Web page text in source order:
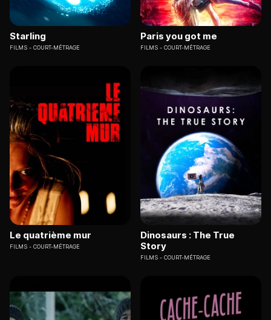
Starling
FILMS COURT-MÉTRAGE
Paris you got me
FILMS COURT-MÉTRAGE
Le quatrième mur
FILMS COURT-MÉTRAGE
Dinosaurs : The True
Story
FILMS COURT-MÉTRAGE